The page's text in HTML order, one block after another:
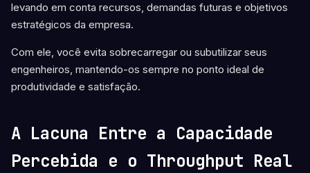
levando em conta recursos, demandas futuras e objetivos
estratégicos da empresa.
Com ele, você evita sobrecarregar ou subutilizar seus
engenheiros, mantendo-os sempre no ponto ideal de
produtividade e satisfação.
A Lacuna Entre a Capacidade
Percebida e o Throughput Real